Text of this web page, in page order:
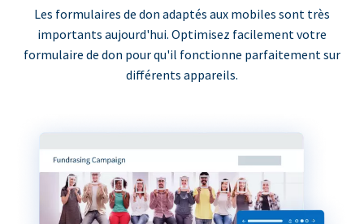
Les formulaires de don adaptés aux mobiles sont très
importants aujourd'hui. Optimisez facilement votre
formulaire de don pour qu'il fonctionne parfaitement sur
différents appareils.